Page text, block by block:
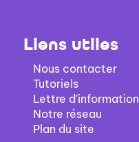
Liens utiles
Nous contacter
Tutoriels
Lettre d'information
Notre réseau
Plan du site